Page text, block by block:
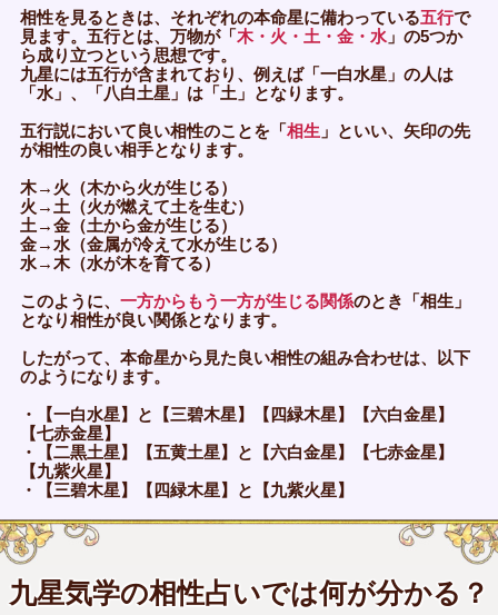
相性を見るときは、それぞれの本命星に備わっている五行で
見ます。五行とは、万物が「木・火・土・金・水」の5つか
ら成り立つという思想です。
九星には五行が含まれており、例えば「一白水星」の人は
「水」、「八白土星」は「土」となります。
五行説において良い相性のことを「相生 」といい、矢印の先
が相性の良い相手となります。
木→火（木から火が生じる）
火→土（火が燃えて土を生む）
土→金（土から金が生じる）
金→水（金属が冷えて水が生じる）
水→木（水が木を育てる）
このように、 一方からもう一方が生じる関係のとき「相生」
となり相性が良い関係となります。
したがって、本命星から見た良い相性の組み合わせは、以下
のようになります。
・【一白水星】と【三碧木星】【四緑木星】【六白金星】
【七赤金星】
・【二黒土星】【五黄土星】と【六白金星】【七赤金星】
【九紫火星】
・【三碧木星】【四緑木星】と【九紫火星】
九星気学の相性占いでは何が分かる？